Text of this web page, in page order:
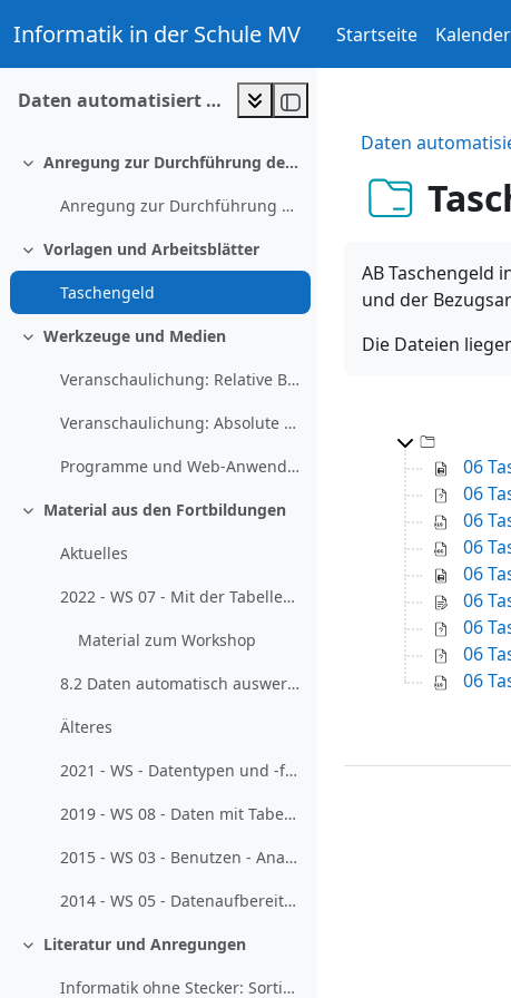
Informatik in der Schule MV Startseite Kalender
Daten automatisiert auswerten
Einklappen Anregung zur Durchführung der Unterrichtseinheit
Anregung zur Durchführung der Unterrichtseinheit
Einklappen
Vorlagen und Arbeitsblätter
Taschengeld
Einklappen
Werkzeuge und Medien
Veranschaulichung: Relative Bezüge
Veranschaulichung: Absolute Bezüge
Programme und Web-Anwendungen für die Tabellenkalk...
Einklappen
Material aus den Fortbildungen
Aktuelles
2022 - WS 07 - Mit der Tabellenkalkulation das Interesse für informatische Konzepte wecken
Material zum Workshop
8.2 Daten automatisch auswerten (2021-05-04)
Älteres
2021 - WS - Datentypen und -formate, Referenzen, Formeln
2019 - WS 08 - Daten mit Tabellenkalkulation erfassen, darstellen und auswerten
2015 - WS 03 - Benutzen - Analysieren - Gestalten am Beispiel von Tabellenkalkulationen
2014 - WS 05 - Datenaufbereitung in der Tabellenkalkulation
Einklappen
Literatur und Anregungen
Informatik ohne Stecker: Sortieralgorithmen verstehen
Daten
AB Taschengeld
und der
Die Dateien
06
06
06
06
06
06
06
06
06